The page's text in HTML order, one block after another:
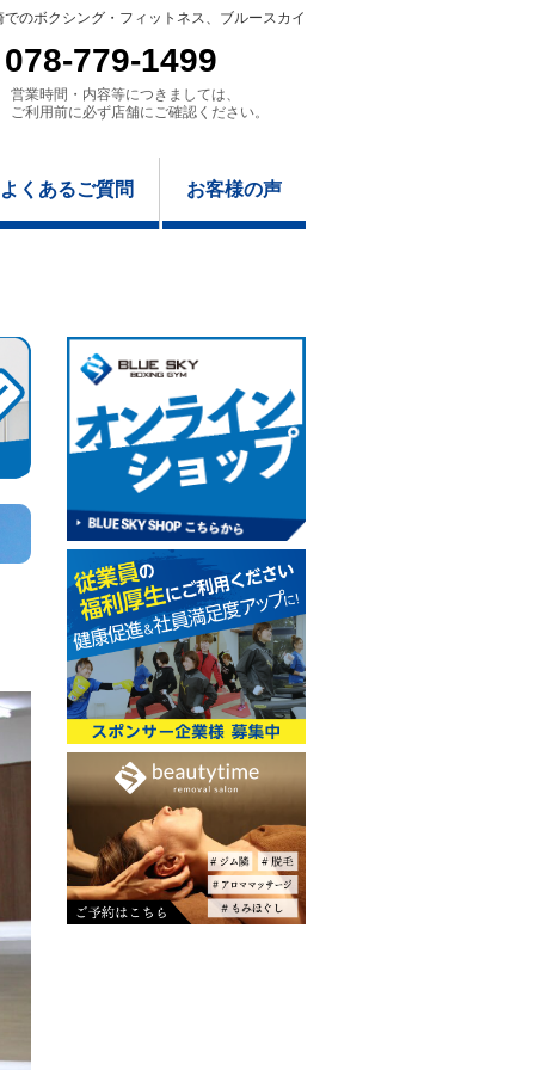
のボクシング・フィットネス、ブルースカイ
078-779-1499
営業時間・内容等につきましては、
ご利用前に必ず店舗にご確認ください。
よくあるご質問 お客様の声